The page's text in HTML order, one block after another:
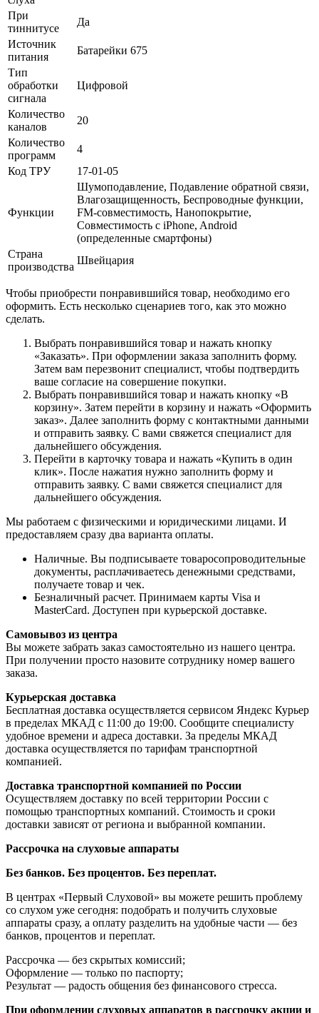
При
тиннитусе
Да
Источник
питания
Батарейки 675
Тип
обработки
сигнала
Цифровой
Количество
каналов
20
Количество
программ
4
Код ТРУ
17-01-05
Функции
Шумоподавление, Подавление обратной связи,
Влагозащищенность, Беспроводные функции,
FM-совместимость, Нанопокрытие,
Совместимость с iPhone, Android
(определенные смартфоны)
Страна
производства
Швейцария
Чтобы приобрести понравившийся товар, необходимо его
оформить. Есть несколько сценариев того, как это можно
сделать.
Выбрать понравившийся товар и нажать кнопку
«Заказать». При оформлении заказа заполнить форму.
Затем вам перезвонит специалист, чтобы подтвердить
ваше согласие на совершение покупки.
Выбрать понравившийся товар и нажать кнопку «В
корзину». Затем перейти в корзину и нажать «Оформить
заказ». Далее заполнить форму с контактными данными
и отправить заявку. С вами свяжется специалист для
дальнейшего обсуждения.
Перейти в карточку товара и нажать «Купить в один
клик». После нажатия нужно заполнить форму и
отправить заявку. С вами свяжется специалист для
дальнейшего обсуждения.
Мы работаем с физическими и юридическими лицами. И
предоставляем сразу два варианта оплаты.
Наличные. Вы подписываете товаросопроводительные
документы, расплачиваетесь денежными средствами,
получаете товар и чек.
Безналичный расчет. Принимаем карты Visa и
MasterCard. Доступен при курьерской доставке.
Самовывоз из центра
Вы можете забрать заказ самостоятельно из нашего центра.
При получении просто назовите сотруднику номер вашего
заказа.
Курьерская доставка
Бесплатная доставка осуществляется сервисом Яндекс Курьер
в пределах МКАД с 11:00 до 19:00. Сообщите специалисту
удобное времени и адреса доставки. За пределы МКАД
доставка осуществляется по тарифам транспортной
компанией.
Доставка транспортной компанией по России
Осуществляем доставку по всей территории России с
помощью транспортных компаний. Стоимость и сроки
доставки зависят от региона и выбранной компании.
Рассрочка на слуховые аппараты
Без банков. Без процентов. Без переплат.
В центрах «Первый Слуховой» вы можете решить проблему
со слухом уже сегодня: подобрать и получить слуховые
аппараты сразу, а оплату разделить на удобные части — без
банков, процентов и переплат.
Рассрочка — без скрытых комиссий;
Оформление — только по паспорту;
Результат — радость общения без финансового стресса.
При оформлении слуховых аппаратов в рассрочку акции и